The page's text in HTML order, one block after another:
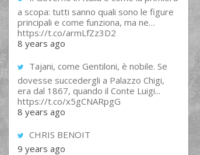
a scopa: tutti sanno quali sono le figure
principali e come funziona, ma ne…
https://t.co/armLfZz3D2
8 years ago
Tajani, come Gentiloni, è nobile. Se
dovesse succedergli a Palazzo Chigi,
era dal 1867, quando il Conte Luigi...
https://t.co/x5gCNARpgG
8 years ago
CHRIS BENOIT
9 years ago